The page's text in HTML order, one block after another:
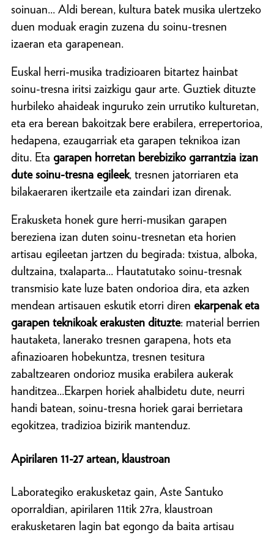
soinuan... Aldi berean, kultura batek musika ulertzeko
duen moduak eragin zuzena du soinu-tresnen
izaeran eta garapenean.
Euskal herri-musika tradizioaren bitartez hainbat
soinu-tresna iritsi zaizkigu gaur arte. Guztiek dituzte
hurbileko ahaideak inguruko zein urrutiko kulturetan,
eta era berean bakoitzak bere erabilera, errepertorioa,
hedapena, ezaugarriak eta garapen teknikoa izan
ditu. Eta garapen horretan berebiziko garrantzia izan
dute soinu-tresna egileek, tresnen jatorriaren eta
bilakaeraren ikertzaile eta zaindari izan direnak.
Erakusketa honek gure herri-musikan garapen
bereziena izan duten soinu-tresnetan eta horien
artisau egileetan jartzen du begirada: txistua, alboka,
dultzaina, txalaparta... Hautatutako soinu-tresnak
transmisio kate luze baten ondorioa dira, eta azken
mendean artisauen eskutik etorri diren ekarpenak eta
garapen teknikoak erakusten dituzte: material berrien
hautaketa, lanerako tresnen garapena, hots eta
afinazioaren hobekuntza, tresnen tesitura
zabaltzearen ondorioz musika erabilera aukerak
handitzea...Ekarpen horiek ahalbidetu dute, neurri
handi batean, soinu-tresna horiek garai berrietara
egokitzea, tradizioa bizirik mantenduz.
Apirilaren 11-27 artean, klaustroan
Laborategiko erakusketaz gain, Aste Santuko
oporraldian, apirilaren 11tik 27ra, klaustroan
erakusketaren lagin bat egongo da baita artisau